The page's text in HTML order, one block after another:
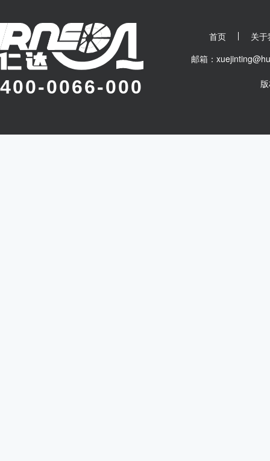
400-0066-000
首页
关
邮箱：